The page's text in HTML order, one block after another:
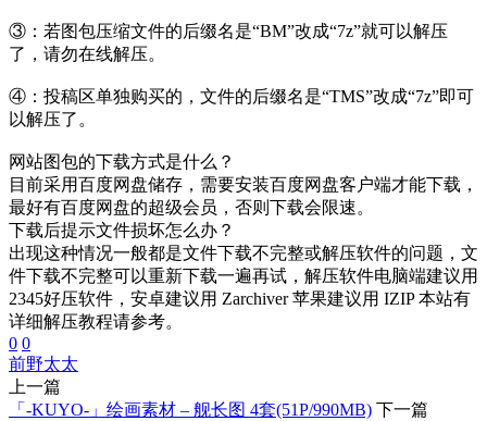
③：若图包压缩文件的后缀名是“BM”改成“7z”就可以解压
了，请勿在线解压。
④：投稿区单独购买的，文件的后缀名是“TMS”改成“7z”即可
以解压了。
网站图包的下载方式是什么？
目前采用百度网盘储存，需要安装百度网盘客户端才能下载，
最好有百度网盘的超级会员，否则下载会限速。
下载后提示文件损坏怎么办？
出现这种情况一般都是文件下载不完整或解压软件的问题，文
件下载不完整可以重新下载一遍再试，解压软件电脑端建议用
2345好压软件，安卓建议用 Zarchiver 苹果建议用 IZIP 本站有
详细解压教程请参考。
0 0
前野太太
上一篇
「-KUYO-」绘画素材 – 舰长图 4套(51P/990MB) 下一篇